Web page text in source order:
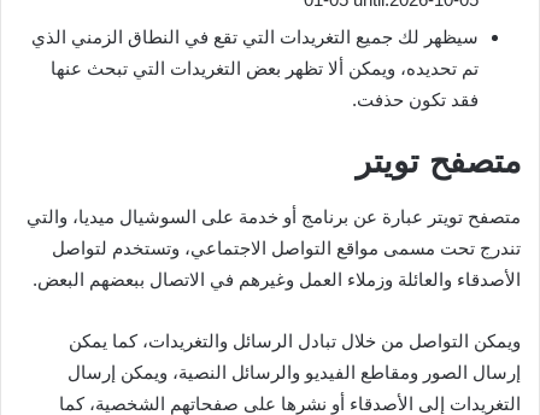
سيظهر لك جميع التغريدات التي تقع في النطاق الزمني الذي
تم تحديده، ويمكن ألا تظهر بعض التغريدات التي تبحث عنها
فقد تكون حذفت.
متصفح تويتر
متصفح تويتر عبارة عن برنامج أو خدمة على السوشيال ميديا، والتي
تندرج تحت مسمى مواقع التواصل الاجتماعي، وتستخدم لتواصل
الأصدقاء والعائلة وزملاء العمل وغيرهم في الاتصال ببعضهم البعض.
ويمكن التواصل من خلال تبادل الرسائل والتغريدات، كما يمكن
إرسال الصور ومقاطع الفيديو والرسائل النصية، ويمكن إرسال
التغريدات إلى الأصدقاء أو نشرها على صفحاتهم الشخصية، كما